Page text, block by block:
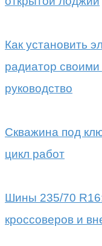
Как установить
радиатор
руководство
Скважина под
цикл работ
Шины 235/70
кроссоверов и